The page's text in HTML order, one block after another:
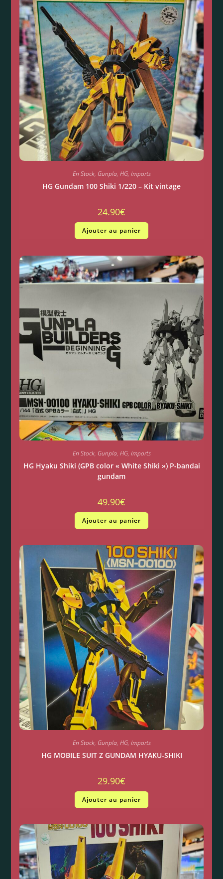
En Stock, Gunpla, HG, Imports
HG Gundam 100 Shiki 1/220 – Kit vintage
24.90€
Ajouter au panier
En Stock, Gunpla, HG, Imports
HG Hyaku Shiki (GPB color « White Shiki ») P-bandai
gundam
49.90€
Ajouter au panier
En Stock, Gunpla, HG, Imports
HG MOBILE SUIT Z GUNDAM HYAKU-SHIKI
29.90€
Ajouter au panier